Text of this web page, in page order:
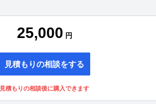
25,000 円
見積もりの相談をする
見積もりの相談後に購入できます